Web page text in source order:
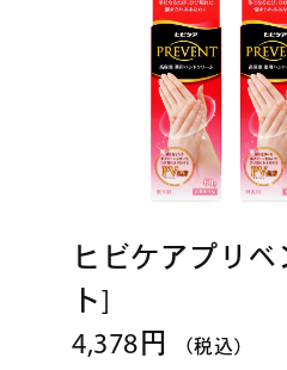
ヒビケアプリベ
ト]
4,378円
（税込）